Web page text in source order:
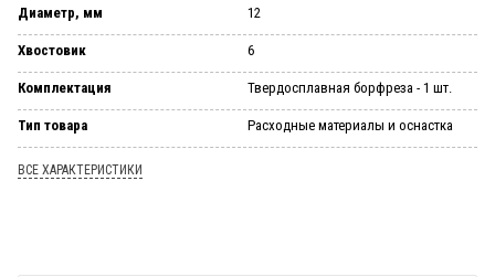
Диаметр, мм 12
Хвостовик 6
Комплектация Твердосплавная борфреза - 1 шт.
Тип товара Расходные материалы и оснастка
ВСЕ ХАРАКТЕРИСТИКИ